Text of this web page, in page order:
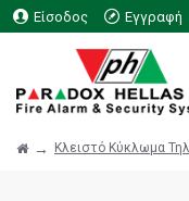
Είσοδος Εγγραφή
Κλειστό Κύκλωμα